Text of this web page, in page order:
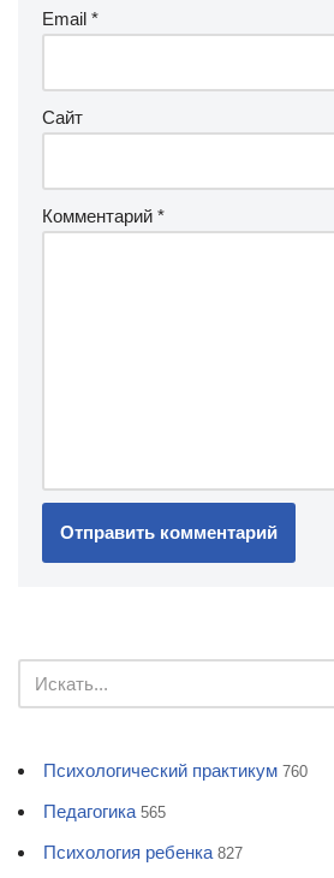
Email *
Сайт
Комментарий *
Психологический практикум 760
Педагогика 565
Психология ребенка 827